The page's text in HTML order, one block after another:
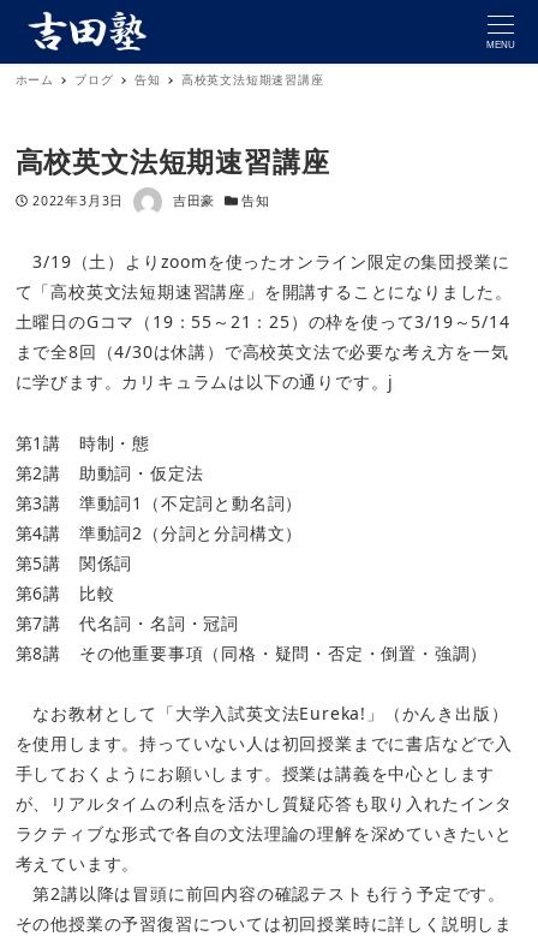
MENU
ホーム ブログ 告知 高校英文法短期速習講座
高校英文法短期速習講座
投稿日
2022年3月3日 著者 吉田豪 カテゴリー
告知
3/19（土）よりzoomを使ったオンライン限定の集団授業に
て「高校英文法短期速習講座」を開講することになりました。
土曜日のGコマ（19：55～21：25）の枠を使って3/19～5/14
まで全8回（4/30は休講）で高校英文法で必要な考え方を一気
に学びます。カリキュラムは以下の通りです。j
第1講 時制・態
第2講 助動詞・仮定法
第3講 準動詞1（不定詞と動名詞）
第4講 準動詞2（分詞と分詞構文）
第5講 関係詞
第6講 比較
第7講 代名詞・名詞・冠詞
第8講 その他重要事項（同格・疑問・否定・倒置・強調）
なお教材として「大学入試英文法Eureka!」（かんき出版）
を使用します。持っていない人は初回授業までに書店などで入
手しておくようにお願いします。授業は講義を中心とします
が、リアルタイムの利点を活かし質疑応答も取り入れたインタ
ラクティブな形式で各自の文法理論の理解を深めていきたいと
考えています。
第2講以降は冒頭に前回内容の確認テストも行う予定です。
その他授業の予習復習については初回授業時に詳しく説明しま